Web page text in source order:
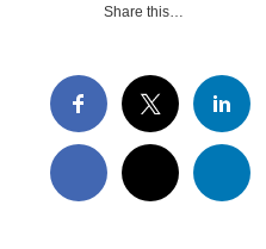
Share this…